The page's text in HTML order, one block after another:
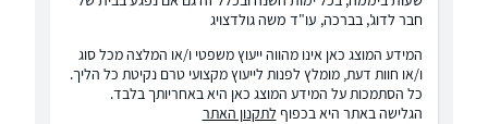
חבר לדוג', בברכה, עו"ד משה גולדצויג
המידע המוצג כאן אינו מהווה ייעוץ משפטי ו/או המלצה מכל סוג
ו/או חוות דעת, מומלץ לפנות לייעוץ מקצועי טרם נקיטת כל הליך.
כל הסתמכות על המידע המוצג כאן היא באחריותך בלבד.
הגלישה באתר היא בכפוף לתקנון האתר